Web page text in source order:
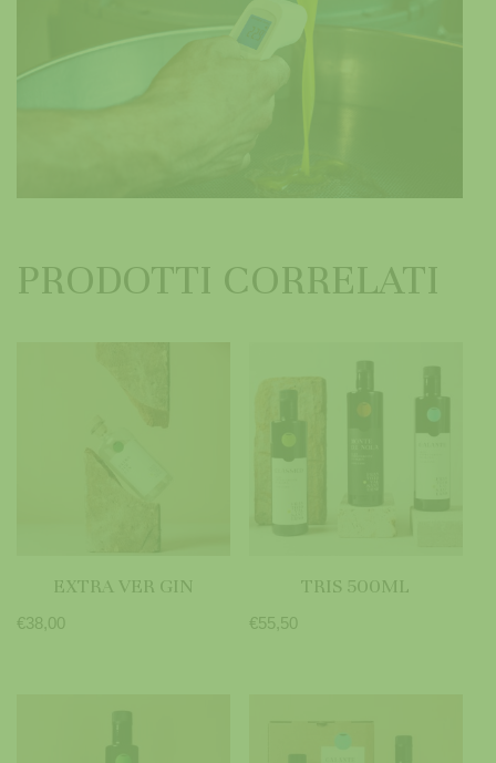
PRODOTTI CORRELATI
EXTRA VER GIN
€38,00
TRIS 500ML
€55,50